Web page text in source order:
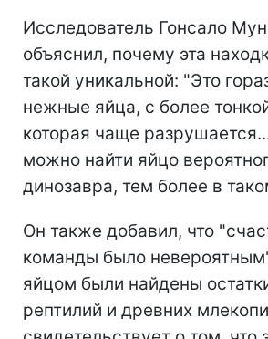
Исследователь Гонсало
объяснил, почему эта
такой уникальной: "Это
нежные яйца, с более
которая чаще
можно найти яйцо
динозавра, тем более в
Он также добавил, что
команды было
яйцом были найдены
рептилий и древних